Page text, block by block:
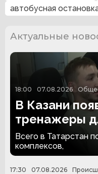
автобусная
Актуальные
18:00 07.08.2026
В Казани
тренажеры
людей с
Всего в Татарстан
комплексов,
17:30 07.08.2026